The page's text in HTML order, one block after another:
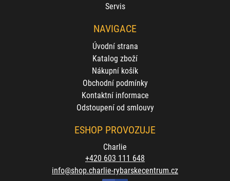
Servis
NAVIGACE
Úvodní strana
Katalog zboží
Nákupní košík
Obchodní podmínky
Kontaktní informace
Odstoupení od smlouvy
ESHOP PROVOZUJE
Charlie
+420 603 111 648
info@shop.charlie-rybarskecentrum.cz